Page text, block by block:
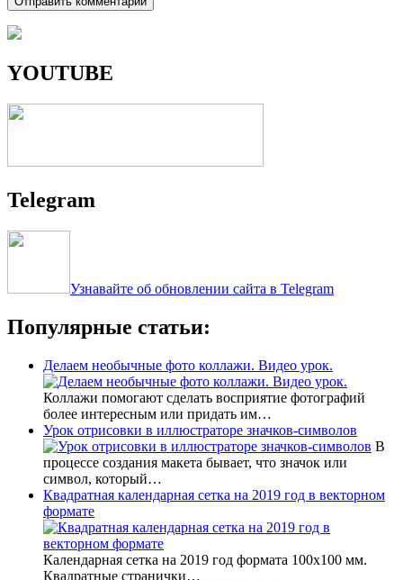
YOUTUBE
Telegram
Узнавайте об обновлении сайта в Telegram
Популярные статьи:
Делаем необычные фото коллажи. Видео урок.
Коллажи помогают сделать восприятие фотографий
более интересным или придать им…
Урок отрисовки в иллюстраторе значков-символов
В
процессе создания макета бывает, что значок или
символ, который…
Квадратная календарная сетка на 2019 год в векторном
формате
Календарная сетка на 2019 год формата 100х100 мм.
Квадратные странички…